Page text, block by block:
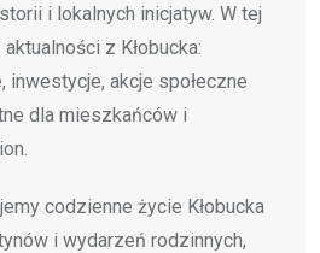
i lokalnych inicjatyw. W tej
z Kłobucka:
inwestycje, akcje społeczne
dla mieszkańców i
codzienne życie Kłobucka
i wydarzeń rodzinnych,